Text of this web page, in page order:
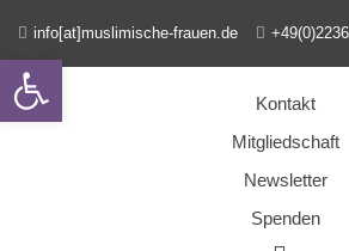
info[at]muslimische-frauen.de
Kontakt
Mitgliedschaft
Newsletter
Spenden
Open toolbar